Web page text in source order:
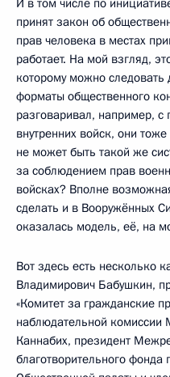
И в том числе по
принят закон об
прав человека в местах
работает. На мой взгляд,
которому можно следовать
форматы общественного
разговаривал, например,
внутренних войск, они
не может быть такой же
за соблюдением прав
войсках? Вполне
сделать и в Вооружённых
оказалась модель, её, на
Вот здесь есть несколько
Владимирович Бабушкин,
«Комитет за гражданские
наблюдательной
Каннабих, президент
благотворительного